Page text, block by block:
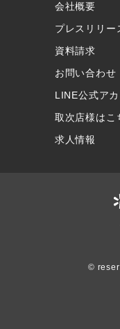
会社概要
プレスリリー
資料請求
お問い合わせ
LINE公式ア
取次店様はこ
求人情報
©